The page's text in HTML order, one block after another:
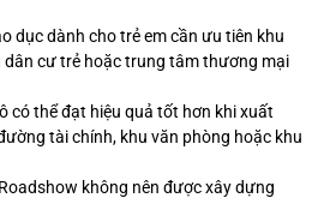
dục dành cho trẻ em cần ưu tiên khu
cư trẻ hoặc trung tâm thương mại
có thể đạt hiệu quả tốt hơn khi xuất
tài chính, khu văn phòng hoặc khu
không nên được xây dựng